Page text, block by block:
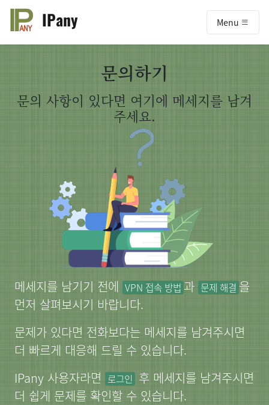
IPany Menu
문의하기
문의 사항이 있다면 여기에 메세지를 남겨
주세요.
메세지를 남기기 전에 VPN 접속 방법 과 문제 해결 을
먼저 살펴보시기 바랍니다.
문제가 있다면 전화보다는 메세지를 남겨주시면
더 빠르게 대응해 드릴 수 있습니다.
IPany 사용자라면 로그인 후 메세지를 남겨주시면
더 쉽게 문제를 확인할 수 있습니다.